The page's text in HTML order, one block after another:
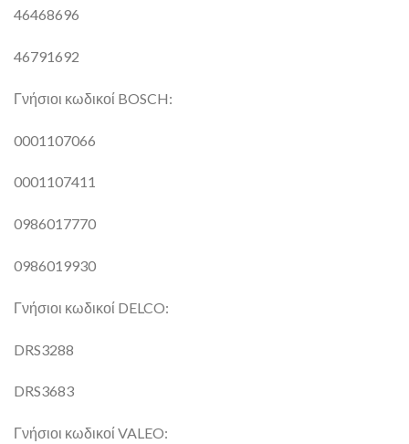
46468696
46791692
Γνήσιοι κωδικοί BOSCH:
0001107066
0001107411
0986017770
0986019930
Γνήσιοι κωδικοί DELCO:
DRS3288
DRS3683
Γνήσιοι κωδικοί VALEO: